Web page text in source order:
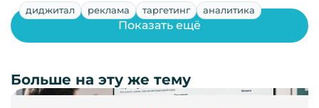
диджитал реклама таргетинг аналитика
Показать ещё
Больше на эту же тему